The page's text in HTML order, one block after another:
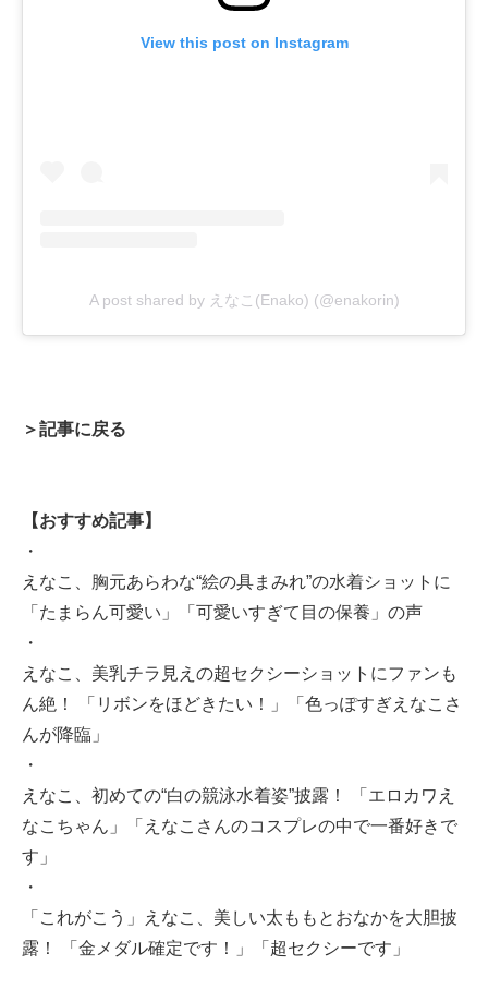
View this post on Instagram
A post shared by えなこ(Enako) (@enakorin)
＞記事に戻る
【おすすめ記事】
・
えなこ、胸元あらわな“絵の具まみれ”の水着ショットに
「たまらん可愛い」「可愛いすぎて目の保養」の声
・
えなこ、美乳チラ見えの超セクシーショットにファンも
ん絶！ 「リボンをほどきたい！」「色っぽすぎえなこさ
んが降臨」
・
えなこ、初めての“白の競泳水着姿”披露！ 「エロカワえ
なこちゃん」「えなこさんのコスプレの中で一番好きで
す」
・
「これがこう」えなこ、美しい太ももとおなかを大胆披
露！ 「金メダル確定です！」「超セクシーです」